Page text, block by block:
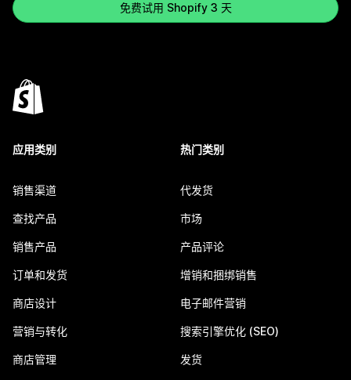
免费试用 Shopify 3 天
应用类别
销售渠道
查找产品
销售产品
订单和发货
商店设计
营销与转化
商店管理
热门类别
代发货
市场
产品评论
增销和捆绑销售
电子邮件营销
搜索引擎优化 (SEO)
发货